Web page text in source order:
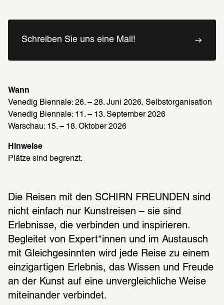
Schreiben Sie uns eine Mail!
Wann
Venedig Biennale: 26. – 28. Juni 2026, Selbstorganisation
Venedig Biennale: 11. – 13. September 2026
Warschau: 15. – 18. Oktober 2026
Hinweise
Plätze sind begrenzt.
Die Reisen mit den SCHIRN FREUNDEN sind
nicht einfach nur Kunstreisen – sie sind
Erlebnisse, die verbinden und inspirieren.
Begleitet von Expert*innen und im Austausch
mit Gleichgesinnten wird jede Reise zu einem
einzigartigen Erlebnis, das Wissen und Freude
an der Kunst auf eine unvergleichliche Weise
miteinander verbindet.